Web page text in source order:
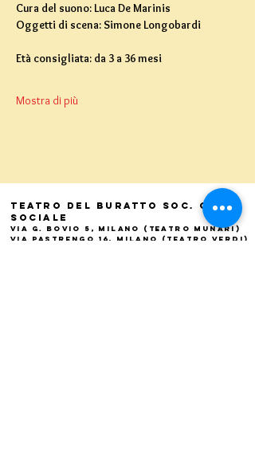
Cura del suono: Luca De Marinis
Oggetti di scena: Simone Longobardi
Età consigliata: da 3 a 36 mesi
Mostra di più
Teatro del Buratto Soc. Coop
sociale
Via G. Bovio 5, Milano (Teatro Munari)
Via Pastrengo 16, Milano (Teatro Verdi)